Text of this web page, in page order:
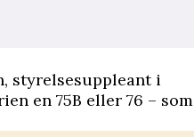
styrelsesuppleant i
en 75B eller 76 – som